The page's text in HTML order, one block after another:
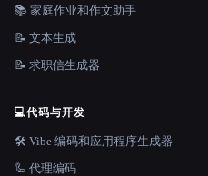
📚 家庭作业和作文助手
📝 文本生成
📝 求职信生成器
💻代码与开发
🛠️ Vibe 编码和应用程序生成器
🦾 代理编码